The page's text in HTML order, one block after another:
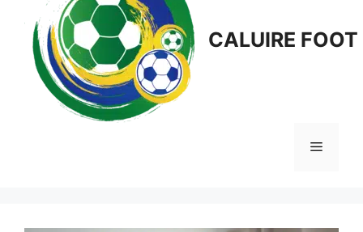
CALUIRE FOOT
Menu